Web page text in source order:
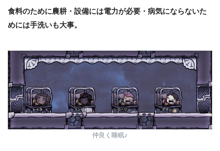
食料のために農耕・設備には電力が必要・病気にならないた
めには手洗いも大事。
仲良く睡眠♪